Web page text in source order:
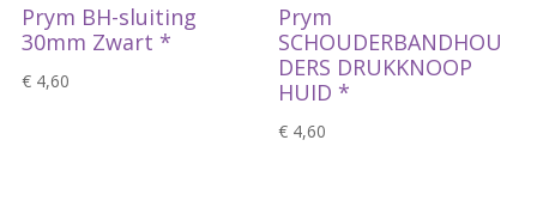
Prym BH-sluiting
30mm Zwart *
€4,60
Prym
SCHOUDERBANDHOU
DERS DRUKKNOOP
HUID *
€ 4,60